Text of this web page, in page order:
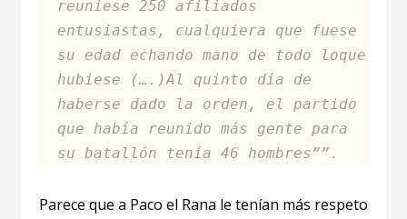
reuniese 250 afiliados
entusiastas, cualquiera que fuese
su edad echando mano de todo loque
hubiese (….)Al quinto día de
haberse dado la orden, el partido
que había reunido más gente para
su batallón tenía 46 hombres””.
Parece que a Paco el Rana le tenían más respeto